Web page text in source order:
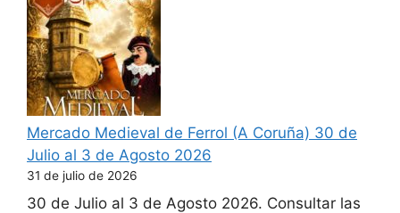
Mercado Medieval de Ferrol (A Coruña) 30 de
Julio al 3 de Agosto 2026
31 de julio de 2026
30 de Julio al 3 de Agosto 2026. Consultar las